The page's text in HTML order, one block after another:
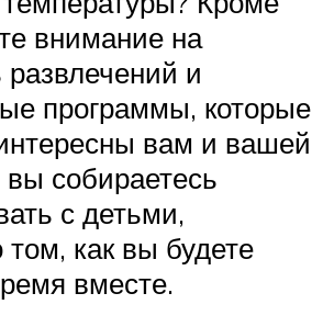
внимание на
развлечений и
программы, которые
вам и вашей
собираетесь
с детьми,
как вы будете
вместе.